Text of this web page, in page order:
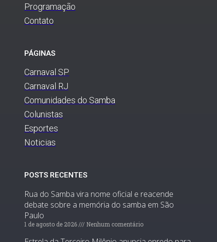
Programação
Contato
PÁGINAS
Carnaval SP
Carnaval RJ
Comunidades do Samba
Colunistas
Esportes
Noticias
POSTS RECENTES
Rua do Samba vira nome oficial e reacende
debate sobre a memória do samba em São
Paulo
1 de agosto de 2026 Nenhum comentário